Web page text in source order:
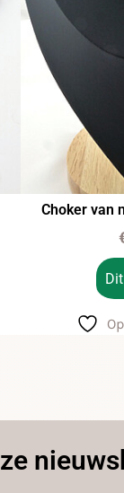
Choker van